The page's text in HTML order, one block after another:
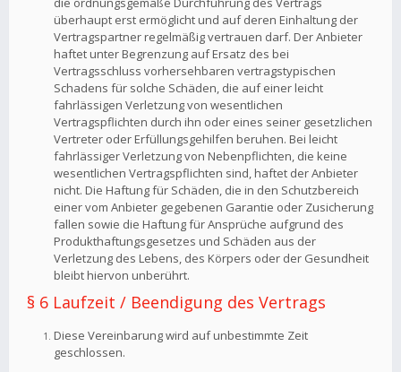
überhaupt erst ermöglicht und auf deren Einhaltung der
Vertragspartner regelmäßig vertrauen darf. Der Anbieter
haftet unter Begrenzung auf Ersatz des bei
Vertragsschluss vorhersehbaren vertragstypischen
Schadens für solche Schäden, die auf einer leicht
fahrlässigen Verletzung von wesentlichen
Vertragspflichten durch ihn oder eines seiner gesetzlichen
Vertreter oder Erfüllungsgehilfen beruhen. Bei leicht
fahrlässiger Verletzung von Nebenpflichten, die keine
wesentlichen Vertragspflichten sind, haftet der Anbieter
nicht. Die Haftung für Schäden, die in den Schutzbereich
einer vom Anbieter gegebenen Garantie oder Zusicherung
fallen sowie die Haftung für Ansprüche aufgrund des
Produkthaftungsgesetzes und Schäden aus der
Verletzung des Lebens, des Körpers oder der Gesundheit
bleibt hiervon unberührt.
§ 6 Laufzeit / Beendigung des Vertrags
Diese Vereinbarung wird auf unbestimmte Zeit
geschlossen.